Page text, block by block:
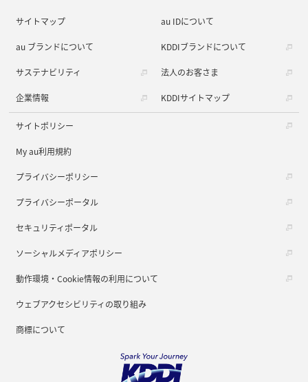
サイトマップ au IDについて
au ブランドについて KDDIブランドについて
サステナビリティ 法人のお客さま
企業情報 KDDIサイトマップ
サイトポリシー
My au利用規約
プライバシーポリシー
プライバシーポータル
セキュリティポータル
ソーシャルメディアポリシー
動作環境・Cookie情報の利用について
ウェブアクセシビリティの取り組み
商標について